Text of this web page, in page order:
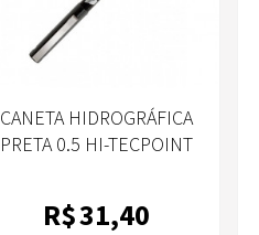
CANETA HIDROGRÁFICA
PRETA 0.5 HI-TECPOINT
R$31,40